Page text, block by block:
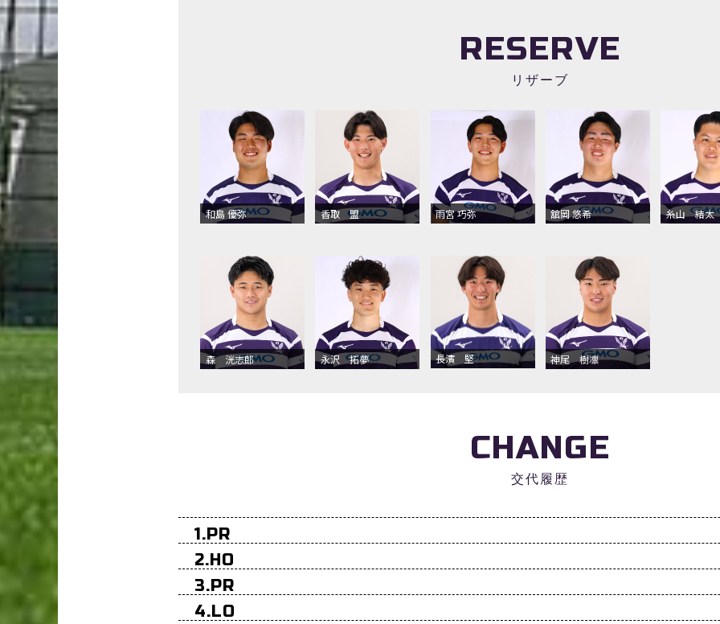
RESERVE
リザーブ
和島 優弥 香取 盟 雨宮 巧弥 舘岡 悠希 糸山 結太
森 洸志郎 永沢 拓夢 長濱 堅 神尾 樹凛
CHANGE
交代履歴
1.PR
2.HO
3.PR
4.LO